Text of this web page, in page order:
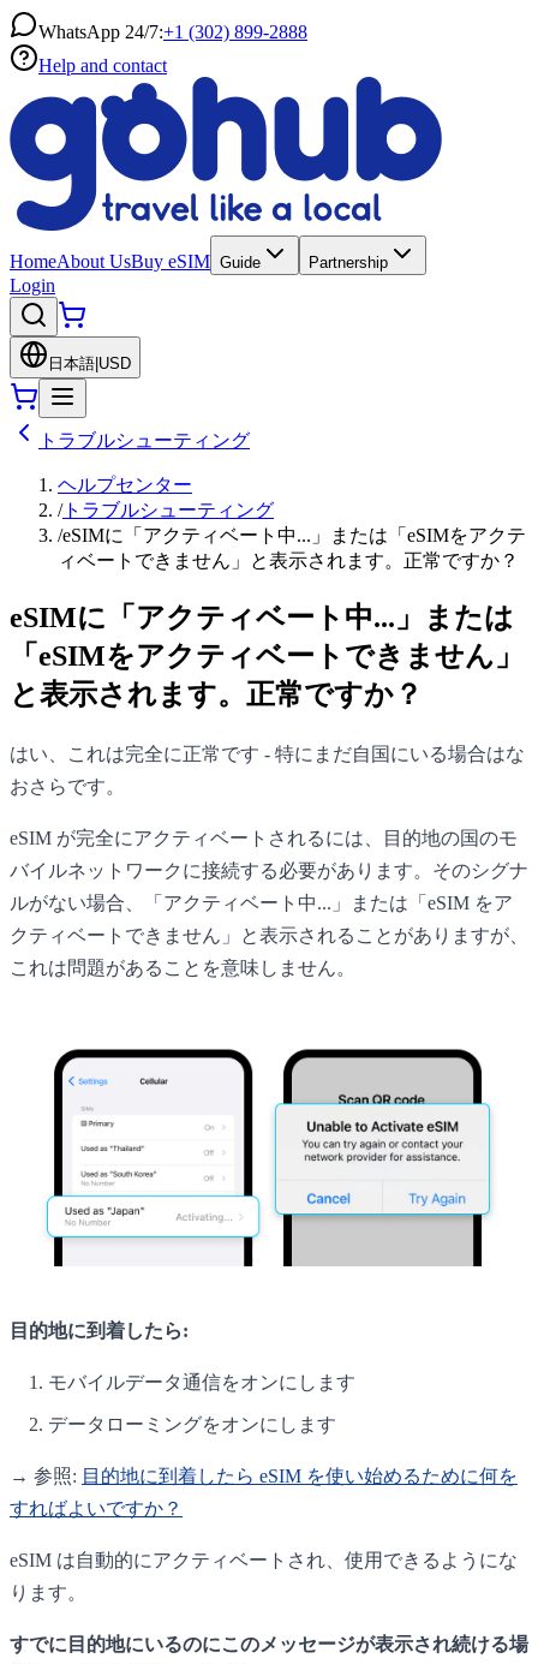
WhatsApp 24/7:+1 (302) 899-2888
Help and contact
HomeAbout UsBuy eSIM Guide Partnership
Login
日本語 USD
トラブルシューティング
ヘルプセンター
/トラブルシューティング
/eSIMに「アクティベート中...」または「eSIMをアクテ
ィベートできません」と表示されます。正常ですか？
eSIMに「アクティベート中...」または
「eSIMをアクティベートできません」
と表示されます。正常ですか？
はい、これは完全に正常です - 特にまだ自国にいる場合はな
おさらです。
eSIM が完全にアクティベートされるには、目的地の国のモ
バイルネットワークに接続する必要があります。そのシグナ
ルがない場合、「アクティベート中...」または「eSIM をア
クティベートできません」と表示されることがありますが、
これは問題があることを意味しません。
目的地に到着したら:
モバイルデータ通信をオンにします
データローミングをオンにします
→ 参照: 目的地に到着したら eSIM を使い始めるために何を
すればよいですか？
eSIM は自動的にアクティベートされ、使用できるようにな
ります。
すでに目的地にいるのにこのメッセージが表示され続ける場